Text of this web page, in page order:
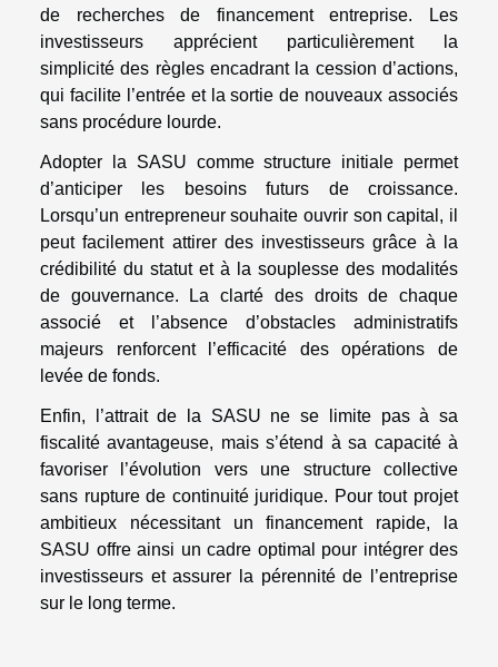
de recherches de financement entreprise. Les
investisseurs apprécient particulièrement la
simplicité des règles encadrant la cession d’actions,
qui facilite l’entrée et la sortie de nouveaux associés
sans procédure lourde.
Adopter la SASU comme structure initiale permet
d’anticiper les besoins futurs de croissance.
Lorsqu’un entrepreneur souhaite ouvrir son capital, il
peut facilement attirer des investisseurs grâce à la
crédibilité du statut et à la souplesse des modalités
de gouvernance. La clarté des droits de chaque
associé et l’absence d’obstacles administratifs
majeurs renforcent l’efficacité des opérations de
levée de fonds.
Enfin, l’attrait de la SASU ne se limite pas à sa
fiscalité avantageuse, mais s’étend à sa capacité à
favoriser l’évolution vers une structure collective
sans rupture de continuité juridique. Pour tout projet
ambitieux nécessitant un financement rapide, la
SASU offre ainsi un cadre optimal pour intégrer des
investisseurs et assurer la pérennité de l’entreprise
sur le long terme.